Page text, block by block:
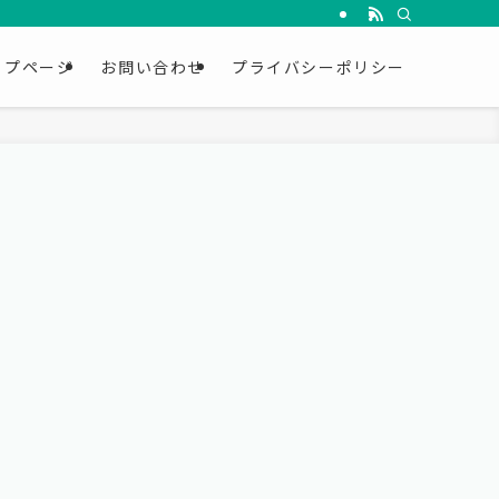
ページ お問い合わせ プライバシーポリシー